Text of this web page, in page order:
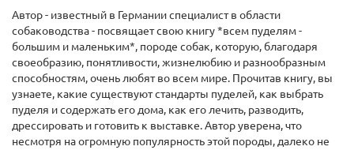
Автор - известный в Германии специалист в области
собаководства - посвящает свою книгу *всем пуделям -
большим и маленьким*, породе собак, которую, благодаря
своеобразию, понятливости, жизнелюбию и разнообразным
способностям, очень любят во всем мире. Прочитав книгу, вы
узнаете, какие существуют стандарты пуделей, как выбрать
пуделя и содержать его дома, как его лечить, разводить,
дрессировать и готовить к выставке. Автор уверена, что
несмотря на огромную популярность этой породы, далеко не